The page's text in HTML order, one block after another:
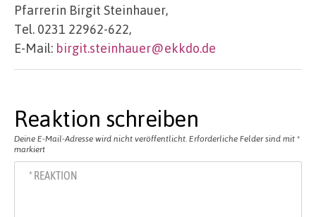
Pfarrerin Birgit Steinhauer,
Tel. 0231 22962-622,
E-Mail: birgit.steinhauer@ekkdo.de
Reaktion schreiben
Deine E-Mail-Adresse wird nicht veröffentlicht. Erforderliche Felder sind mit *
markiert